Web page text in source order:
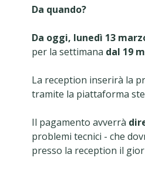
Da quando?
Da oggi, lunedì 13
per la settimana dal 19
La reception inserirà la
tramite la piattaforma
Il pagamento avverrà
problemi tecnici - che
presso la reception il